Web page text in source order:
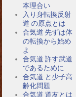
本理合い
入り身転換反射
道 の原点とは
合気道 先ずは体
の転換から始め
よ
合気道 許す武道
であるために
合気道 と少子高
齢化問題
合気道 道友とは